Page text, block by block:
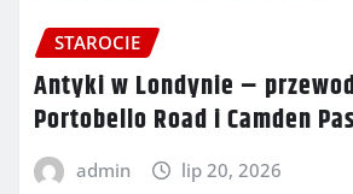
STAROCIE
Antyki w Londynie –
Portobello Road i Camden
admin lip 20, 2026